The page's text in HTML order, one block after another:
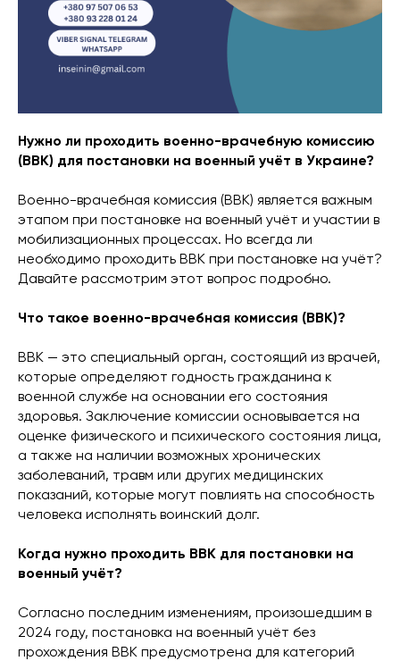
Нужно ли проходить военно-врачебную комиссию
(ВВК) для постановки на военный учёт в Украине?
Военно-врачебная комиссия (ВВК) является важным
этапом при постановке на военный учёт и участии в
мобилизационных процессах. Но всегда ли
необходимо проходить ВВК при постановке на учёт?
Давайте рассмотрим этот вопрос подробно.
Что такое военно-врачебная комиссия (ВВК)?
ВВК — это специальный орган, состоящий из врачей,
которые определяют годность гражданина к
военной службе на основании его состояния
здоровья. Заключение комиссии основывается на
оценке физического и психического состояния лица,
а также на наличии возможных хронических
заболеваний, травм или других медицинских
показаний, которые могут повлиять на способность
человека исполнять воинский долг.
Когда нужно проходить ВВК для постановки на
военный учёт?
Согласно последним изменениям, произошедшим в
2024 году, постановка на военный учёт без
прохождения ВВК предусмотрена для категорий